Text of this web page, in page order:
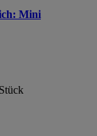
Mini